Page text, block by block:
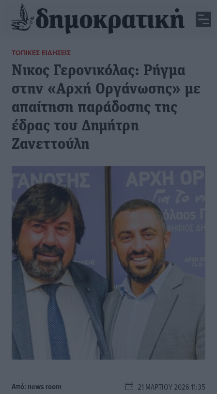
ΤΟΠΙΚΈΣ ΕΙΔΉΣΕΙΣ
Νικος Γερονικόλας: Ρήγμα
στην «Αρχή Οργάνωσης» με
απαίτηση παράδοσης της
έδρας του Δημήτρη
Ζανεττούλη
Από: news room 21 ΜΑΡΤΊΟΥ 2026 11:35